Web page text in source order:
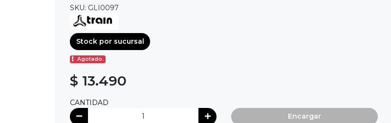
SKU: GLI0097
Stock por sucursal
Agotado.
$ 13.490
CANTIDAD
Encargar